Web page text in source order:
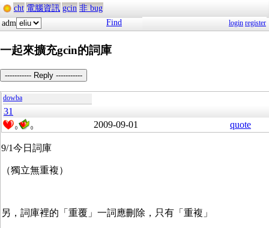
cht 電腦資訊 gcin 非 bug
adm
Find login register
一起來擴充gcin的詞庫
----------- Reply -----------
dowba
31
0 0 2009-09-01 quote
9/1今日詞庫
（獨立無重複）
另，詞庫裡的「重覆」一詞應刪除，只有「重複」